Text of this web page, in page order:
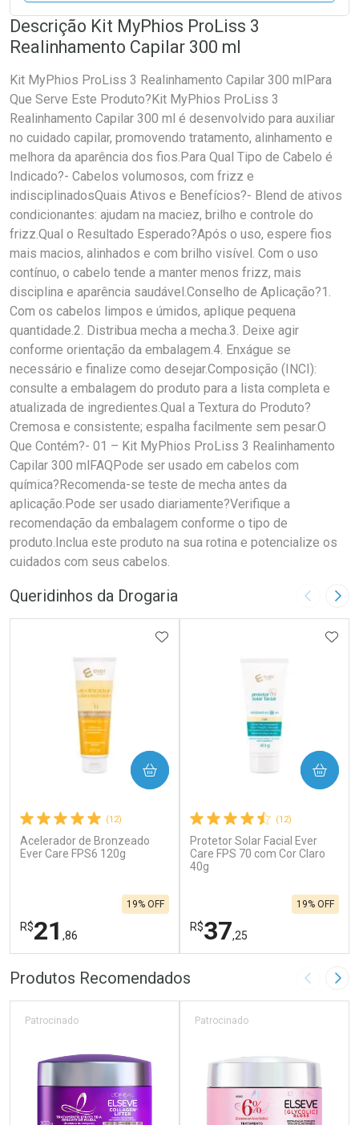
Descrição Kit MyPhios ProLiss 3
Realinhamento Capilar 300 ml
Kit MyPhios ProLiss 3 Realinhamento Capilar 300 mlPara
Que Serve Este Produto?Kit MyPhios ProLiss 3
Realinhamento Capilar 300 ml é desenvolvido para auxiliar
no cuidado capilar, promovendo tratamento, alinhamento e
melhora da aparência dos fios.Para Qual Tipo de Cabelo é
Indicado?- Cabelos volumosos, com frizz e
indisciplinadosQuais Ativos e Benefícios?- Blend de ativos
condicionantes: ajudam na maciez, brilho e controle do
frizz.Qual o Resultado Esperado?Após o uso, espere fios
mais macios, alinhados e com brilho visível. Com o uso
contínuo, o cabelo tende a manter menos frizz, mais
disciplina e aparência saudável.Conselho de Aplicação?1.
Com os cabelos limpos e úmidos, aplique pequena
quantidade.2. Distribua mecha a mecha.3. Deixe agir
conforme orientação da embalagem.4. Enxágue se
necessário e finalize como desejar.Composição (INCI):
consulte a embalagem do produto para a lista completa e
atualizada de ingredientes.Qual a Textura do Produto?
Cremosa e consistente; espalha facilmente sem pesar.O
Que Contém?- 01 – Kit MyPhios ProLiss 3 Realinhamento
Capilar 300 mlFAQPode ser usado em cabelos com
química?Recomenda-se teste de mecha antes da
aplicação.Pode ser usado diariamente?Verifique a
recomendação da embalagem conforme o tipo de
produto.Inclua este produto na sua rotina e potencialize os
cuidados com seus cabelos.
Queridinhos da Drogaria Imagem
(12)
Acelerador de Bronzeado
Ever Care FPS6 120g
R$21 ,86
19% OFF
ADICIONAR AOS FAVORITOS
COMPRAR
FECHAR
Laboratório
FECHAR
Por Menos
(12)
Protetor Solar Facial Ever
Care FPS 70 com Cor Claro
40g
R$37,25
19% OFF
COMPRAR
Laboratório
Por Menos
Produtos Recomendados Imagem
Patrocinado Patrocinado